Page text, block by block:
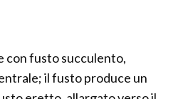
con fusto succulento,
il fusto produce un